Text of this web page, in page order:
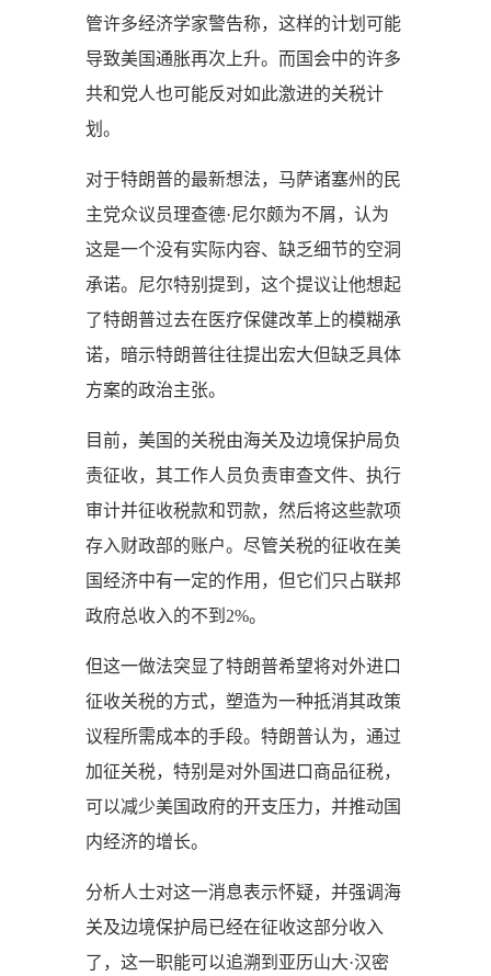
管许多经济学家警告称，这样的计划可能
导致美国通胀再次上升。而国会中的许多
共和党人也可能反对如此激进的关税计
划。
对于特朗普的最新想法，马萨诸塞州的民
主党众议员理查德·尼尔颇为不屑，认为
这是一个没有实际内容、缺乏细节的空洞
承诺。尼尔特别提到，这个提议让他想起
了特朗普过去在医疗保健改革上的模糊承
诺，暗示特朗普往往提出宏大但缺乏具体
方案的政治主张。
目前，美国的关税由海关及边境保护局负
责征收，其工作人员负责审查文件、执行
审计并征收税款和罚款，然后将这些款项
存入财政部的账户。尽管关税的征收在美
国经济中有一定的作用，但它们只占联邦
政府总收入的不到2%。
但这一做法突显了特朗普希望将对外进口
征收关税的方式，塑造为一种抵消其政策
议程所需成本的手段。特朗普认为，通过
加征关税，特别是对外国进口商品征税，
可以减少美国政府的开支压力，并推动国
内经济的增长。
分析人士对这一消息表示怀疑，并强调海
关及边境保护局已经在征收这部分收入
了，这一职能可以追溯到亚历山大·汉密